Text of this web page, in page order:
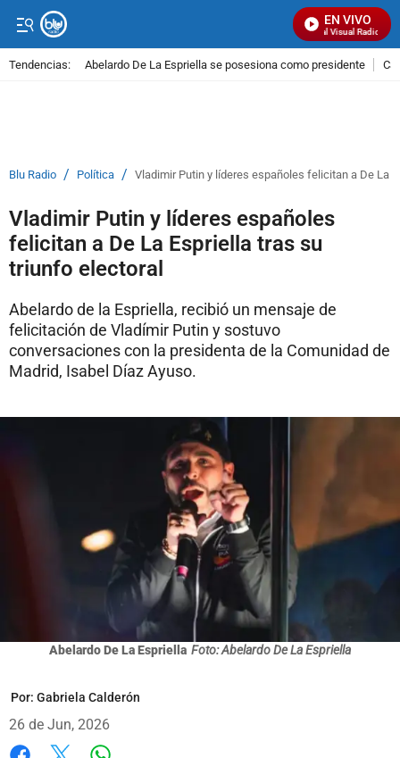
EN VIVO
Señal Visual Radio
Tendencias: Abelardo De La Espriella se posesiona como presidente
Blu Radio / Política / Vladimir Putin y líderes españoles felicitan a De La
Vladimir Putin y líderes españoles
felicitan a De La Espriella tras su
triunfo electoral
Abelardo de la Espriella, recibió un mensaje de
felicitación de Vladímir Putin y sostuvo
conversaciones con la presidenta de la Comunidad de
Madrid, Isabel Díaz Ayuso.
Abelardo De La Espriella Foto: Abelardo De La Espriella
Por: Gabriela Calderón
26 de Jun, 2026